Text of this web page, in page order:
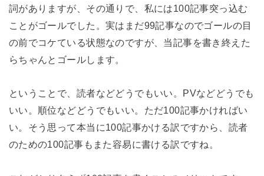
詞がありますが、その通りで、私には100記事突っ込む
ことがゴールでした。実はまだ99記事なのでゴールの目
の前でコケている状態なのですが、当記事を書き終えた
らちゃんとゴールします。
ということで、読者などどうでもいい。PVなどどうでも
いい。順位などどうでもいい。ただ100記事かければい
い。そう思って本当に100記事かける訳ですから、読者
のための100記事もまた容易に書ける訳ですね。